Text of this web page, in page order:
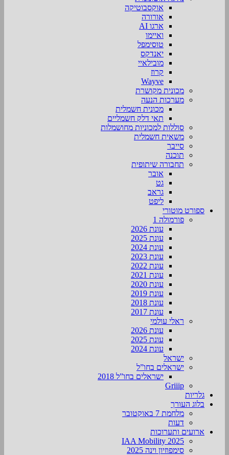
אוקסבוטיקה
אורורה
ארגו AI
ואיימו
טוסימפל
יאנדקס
מובילאיי
קרוז
Wayve
מכונית מקושרת
מערכות הנעה
מכונית חשמלית
תאי דלק חשמליים
סוללות למכוניות מחושמלות
משאית חשמלית
סייבר
תוכנה
תחבורה שיתופית
אובר
גט
גראב
ליפט
ספורט מוטורי
פורמולה 1
עונת 2026
עונת 2025
עונת 2024
עונת 2023
עונת 2022
עונת 2021
עונת 2020
עונת 2019
עונת 2018
עונת 2017
ראלי עולמי
עונת 2026
עונת 2025
עונת 2024
ישראל
ישראלים בחו”ל
ישראלים בחו”ל 2018
Griiip
גלריות
בלוג העורך
מלחמת 7 באוקטובר
דעות
ארועים ותערוכות
2025 IAA Mobility
סימפוזיון וינה 2025